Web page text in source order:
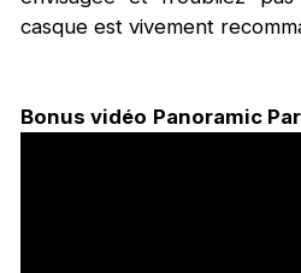
casque est vivement
Bonus vidéo Panoramic